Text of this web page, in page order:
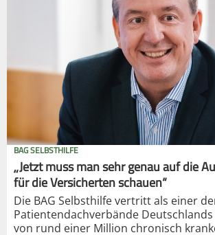
BAG SELBSTHILFE
„Jetzt muss man sehr genau auf die
für die Versicherten schauen“
Die BAG Selbsthilfe vertritt als einer
Patientendachverbände
von rund einer Million chronisch